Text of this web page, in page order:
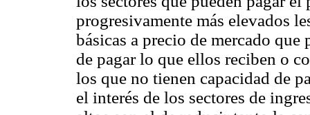
progresivamente más elevados
básicas a precio de mercado que
de pagar lo que ellos reciben o
los que no tienen capacidad de
el interés de los sectores de